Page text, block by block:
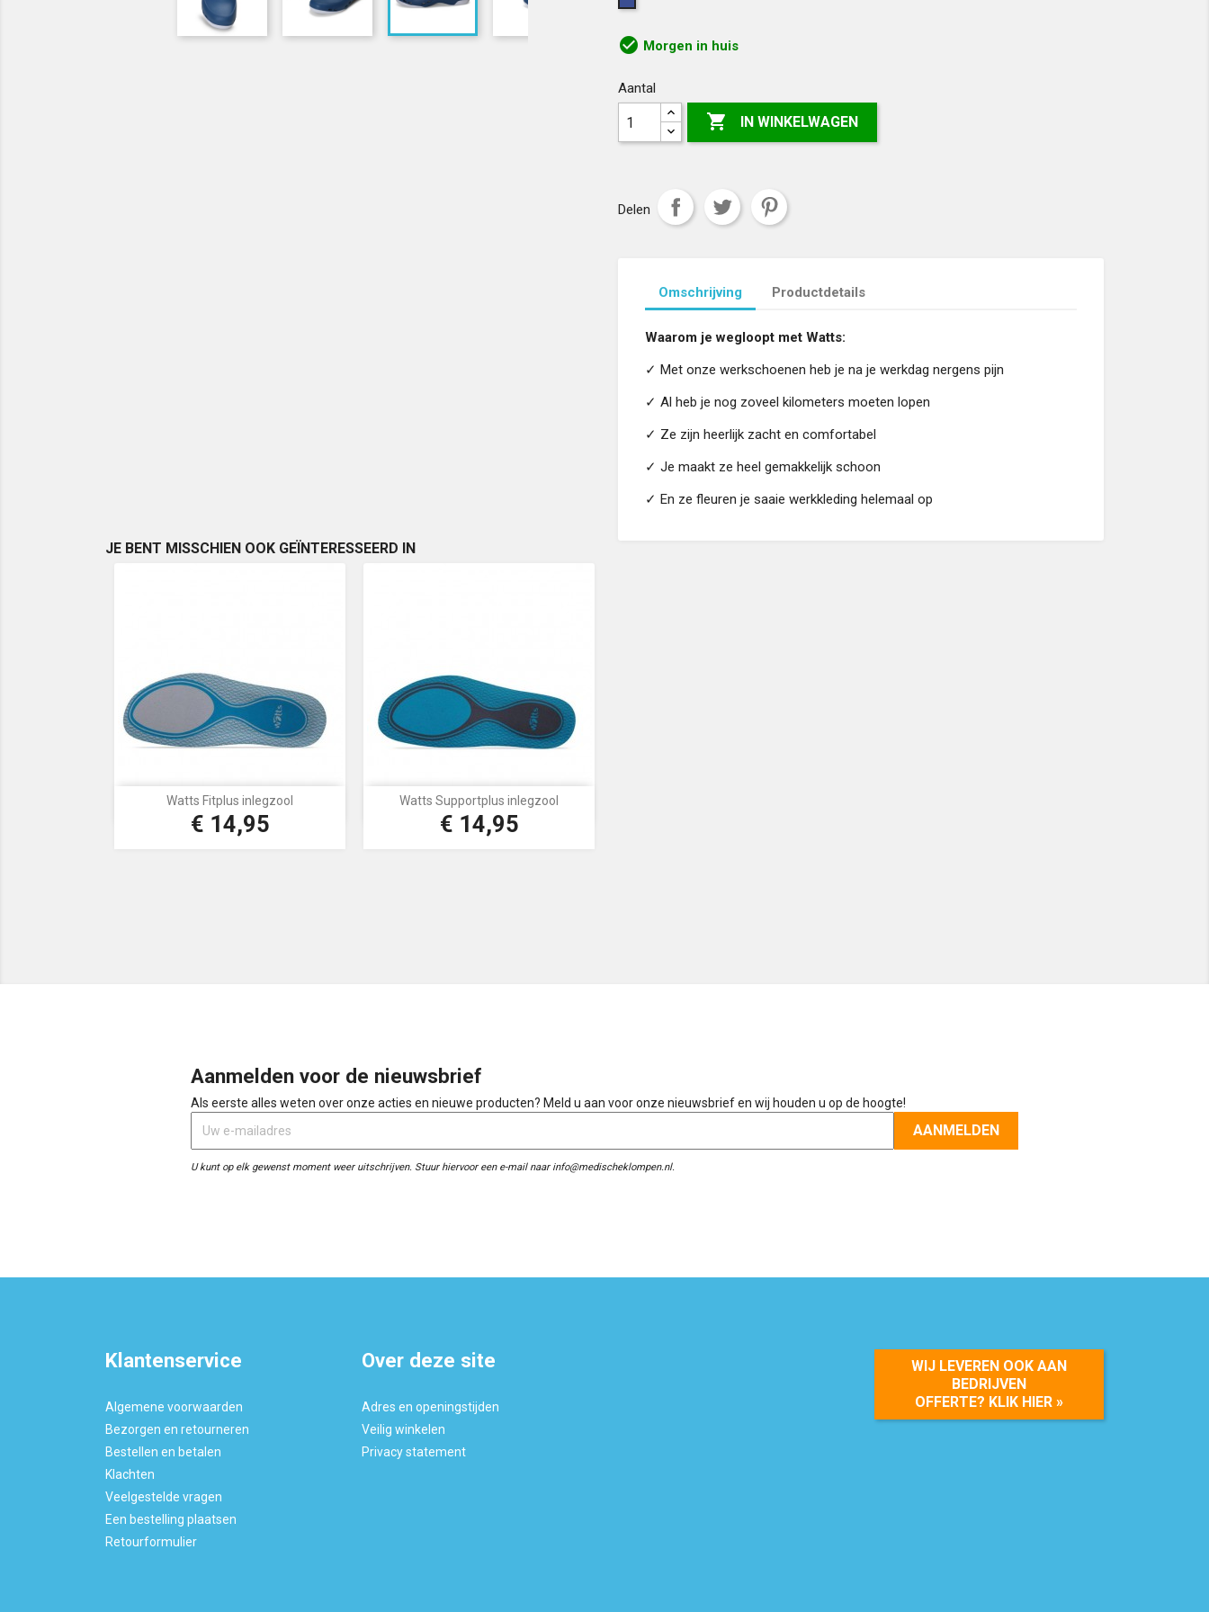
check_circle Morgen in huis
Aantal
 IN WINKELWAGEN
Delen
Omschrijving Productdetails
Waarom je wegloopt met Watts:
✓ Met onze werkschoenen heb je na je werkdag nergens pijn
✓ Al heb je nog zoveel kilometers moeten lopen
✓ Ze zijn heerlijk zacht en comfortabel
✓ Je maakt ze heel gemakkelijk schoon
✓ En ze fleuren je saaie werkkleding helemaal op
JE BENT MISSCHIEN OOK GEÏNTERESSEERD IN
Watts Fitplus inlegzool
Prijs
€ 14,95
Snel bekijken
Grijsblauw
Watts Supportplus inlegzool
Prijs
€ 14,95
Snel bekijken
Korenblauw
Aanmelden voor de nieuwsbrief
Als eerste alles weten over onze acties en nieuwe producten? Meld u aan voor onze nieuwsbrief en wij houden u op de hoogte!
U kunt op elk gewenst moment weer uitschrijven. Stuur hiervoor een e-mail naar info@medischeklompen.nl.
Klantenservice
Algemene voorwaarden
Bezorgen en retourneren
Bestellen en betalen
Klachten
Veelgestelde vragen
Een bestelling plaatsen
Retourformulier
Over deze site
Adres en openingstijden
Veilig winkelen
Privacy statement
WIJ LEVEREN OOK AAN
BEDRIJVEN
OFFERTE? KLIK HIER »